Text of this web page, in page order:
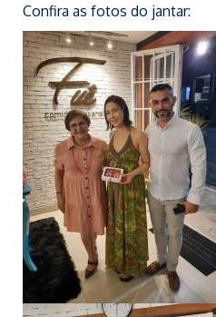
Confira as fotos do jantar: